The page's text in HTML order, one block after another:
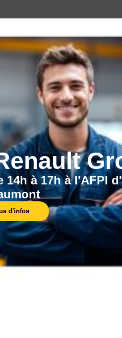
14h à 17h à l'AFPI
d'infos
alternants
en tant qu'alternant ?